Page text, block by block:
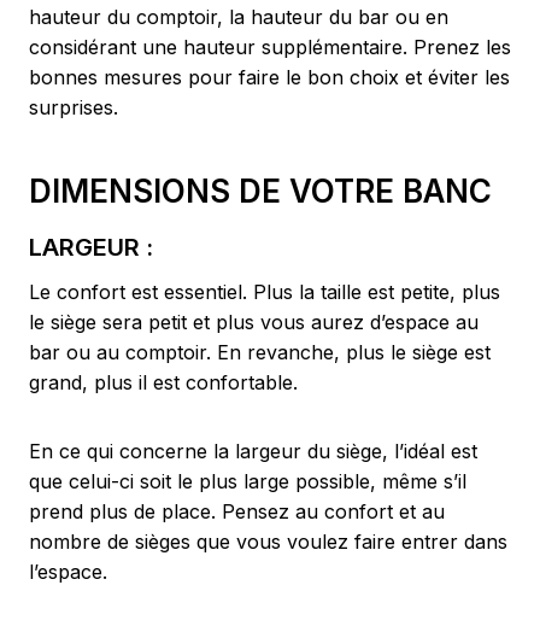
hauteur du comptoir, la hauteur du bar ou en
considérant une hauteur supplémentaire. Prenez les
bonnes mesures pour faire le bon choix et éviter les
surprises.
DIMENSIONS DE VOTRE BANC
LARGEUR :
Le confort est essentiel. Plus la taille est petite, plus
le siège sera petit et plus vous aurez d’espace au
bar ou au comptoir. En revanche, plus le siège est
grand, plus il est confortable.
En ce qui concerne la largeur du siège, l’idéal est
que celui-ci soit le plus large possible, même s’il
prend plus de place. Pensez au confort et au
nombre de sièges que vous voulez faire entrer dans
l’espace.